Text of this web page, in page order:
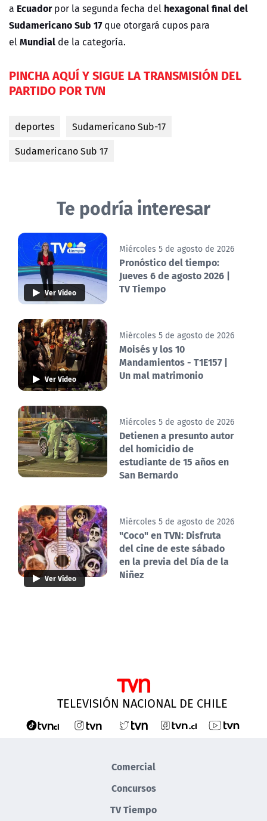
a Ecuador por la segunda fecha del hexagonal final del
Sudamericano Sub 17que otorgará cupos para
elMundial de la categoría.
PINCHA AQUÍ Y SIGUE LA TRANSMISIÓN DEL
PARTIDO POR TVN
deportes
Sudamericano Sub-17
Sudamericano Sub 17
Te podría interesar
Ver Video
Miércoles 5 de agosto de 2026
Pronóstico del tiempo:
Jueves 6 de agosto 2026 |
TV Tiempo
Ver Video
Miércoles 5 de agosto de 2026
Moisés y los 10
Mandamientos - T1E157 |
Un mal matrimonio
Miércoles 5 de agosto de 2026
Detienen a presunto autor
del homicidio de
estudiante de 15 años en
San Bernardo
Ver Video
Miércoles 5 de agosto de 2026
"Coco" en TVN: Disfruta
del cine de este sábado
en la previa del Día de la
Niñez
TELEVISIÓN NACIONAL DE CHILE
Comercial
Concursos
TV Tiempo